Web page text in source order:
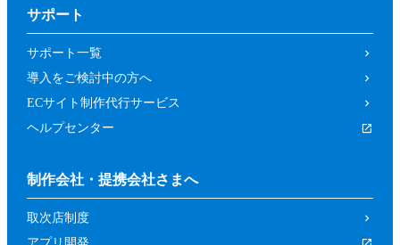
サポート
サポート一覧
導入をご検討中の方へ
ECサイト制作代行サービス
ヘルプセンター
制作会社・提携会社さまへ
取次店制度